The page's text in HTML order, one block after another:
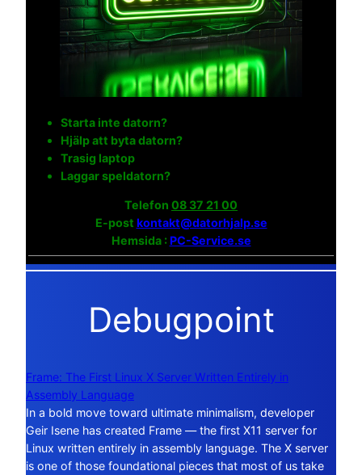
Starta inte datorn?
Hjälp att byta datorn?
Trasig laptop
Laggar speldatorn?
Telefon 08 37 21 00
E-post kontakt@datorhjalp.se
Hemsida :PC-Service.se
Debugpoint
Frame: The First Linux X Server Written Entirely in
Assembly Language
In a bold move toward ultimate minimalism, developer
Geir Isene has created Frame — the first X11 server for
Linux written entirely in assembly language. The X server
is one of those foundational pieces that most of us take